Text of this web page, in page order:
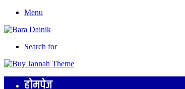
Menu
Search for
होमपेज